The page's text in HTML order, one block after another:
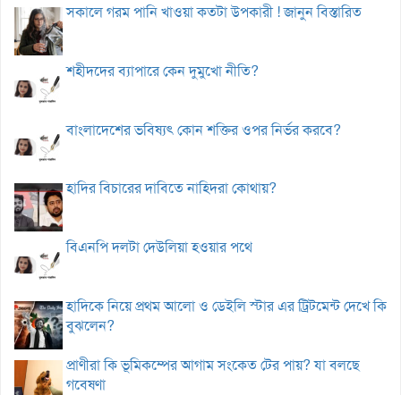
সকালে গরম পানি খাওয়া কতটা উপকারী ! জানুন বিস্তারিত
শহীদদের ব্যাপারে কেন দুমুখো নীতি?
বাংলাদেশের ভবিষ্যৎ কোন শক্তির ওপর নির্ভর করবে?
হাদির বিচারের দাবিতে নাহিদরা কোথায়?
বিএনপি দলটা দেউলিয়া হওয়ার পথে
হাদিকে নিয়ে প্রথম আলো ও ডেইলি স্টার এর ট্রিটমেন্ট দেখে কি
বুঝলেন?
প্রাণীরা কি ভূমিকম্পের আগাম সংকেত টের পায়? যা বলছে
গবেষণা